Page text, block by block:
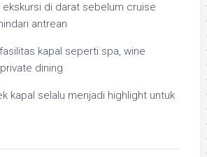
ekskursi di darat sebelum cruise
antrean
kapal seperti spa, wine
dining
kapal selalu menjadi highlight untuk